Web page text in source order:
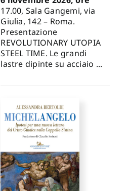
17.00, Sala Gangemi, via
Giulia, 142 – Roma.
Presentazione
REVOLUTIONARY UTOPIA
STEEL TIME. Le grandi
lastre dipinte su acciaio ...